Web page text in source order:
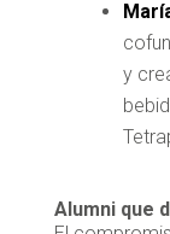
y
Alumni que